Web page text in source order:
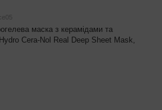
маска з керамідами та
Cera-Nol Real Deep Sheet Mask,